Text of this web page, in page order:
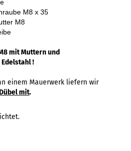
M8 x 35
M8
mit Muttern und
!
einem Mauerwerk liefern wir
mit.